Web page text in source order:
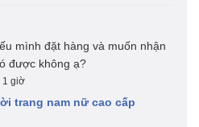
mình đặt hàng và muốn nhận
được không ạ?
1 giờ
trang nam nữ cao cấp